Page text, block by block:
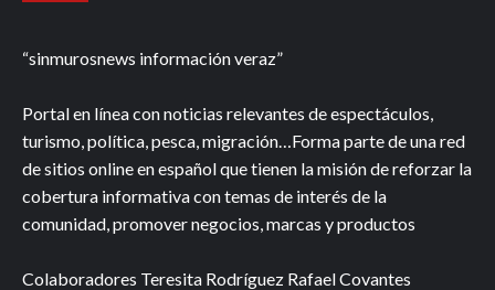
“sinmurosnews información veraz”
Portal en línea con noticias relevantes de espectáculos,
turismo, política, pesca, migración…Forma parte de una red
de sitios online en español que tienen la misión de reforzar la
cobertura informativa con temas de interés de la
comunidad, promover negocios, marcas y productos
Colaboradores Teresita Rodríguez Rafael Covantes